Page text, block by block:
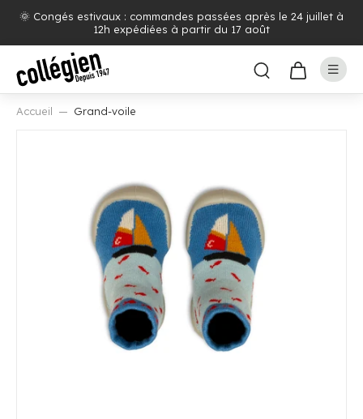
🌞 Congés estivaux : commandes passées après le 24 juillet à
12h expédiées à partir du 17 août
Accueil Grand-voile